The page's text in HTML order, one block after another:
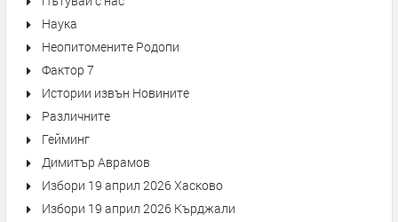
Наука
Неопитомените Родопи
Фактор 7
Истории извън Новините
Различните
Гейминг
Димитър Аврамов
Избори 19 април 2026 Хасково
Избори 19 април 2026 Кърджали